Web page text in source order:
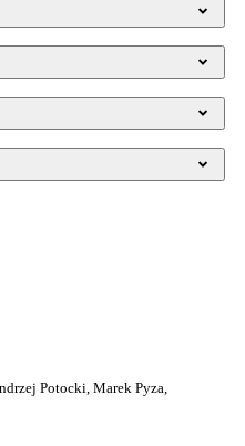
Potocki, Marek Pyza,